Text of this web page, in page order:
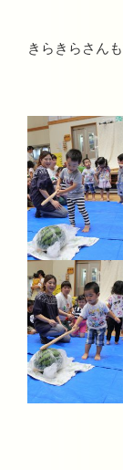
きらきらさんも